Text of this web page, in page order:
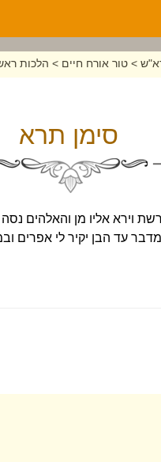
> טור אורח חיים > הלכות
סימן תרא
וירא אליו מן
עד הבן יקיר לי אפרים